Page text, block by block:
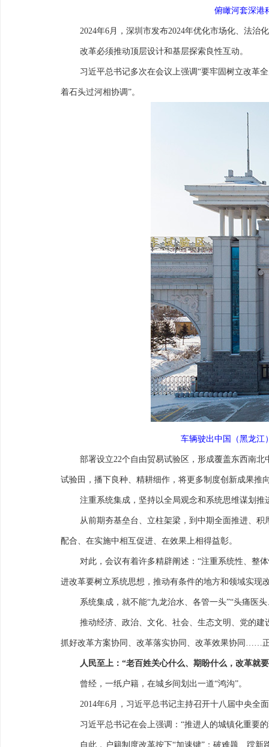
俯瞰河套深港
2024年6月，深圳市发布2024年优化市场化、法治
改革必须推动顶层设计和基层探索良性互动。
习近平总书记多次在会议上强调“要牢固树立改革
着石头过河相协调”。
车辆驶出中国（黑龙江
部署设立22个自由贸易试验区，形成覆盖东西南
试验田，播下良种、精耕细作，将更多制度创新成果推
注重系统集成，坚持以全局观念和系统思维谋划
从前期夯基垒台、立柱架梁，到中期全面推进、
配合、在实施中相互促进、在效果上相得益彰。
对此，会议有着许多精辟阐述：“注重系统性、整
进改革要树立系统思想，推动有条件的地方和领域实
系统集成，就不能“九龙治水、各管一头”“头痛医
推动经济、政治、文化、社会、生态文明、党的
抓好改革方案协同、改革落实协同、改革效果协同……
人民至上：“老百姓关心什么、期盼什么，改革就
曾经，一纸户籍，在城乡间划出一道“鸿沟”。
2014年6月，习近平总书记主持召开十八届中央全
习近平总书记在会上强调：“推进人的城镇化重要
自此，户籍制度改革按下“加速键”：破难题、蹚